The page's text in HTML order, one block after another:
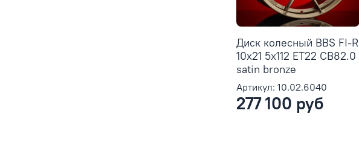
Диск колесный BBS FI-R
10x21 5x112 ET22 CB82.0
satin bronze
Артикул: 10.02.6040
277 100 руб